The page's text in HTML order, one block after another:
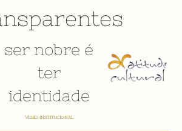
ser nobre é
ter
identidade
IDENTIDADE: INVENTÁRIO DIGITAL PARTICIPATIVO SOBRE O PATRIMÔNIO